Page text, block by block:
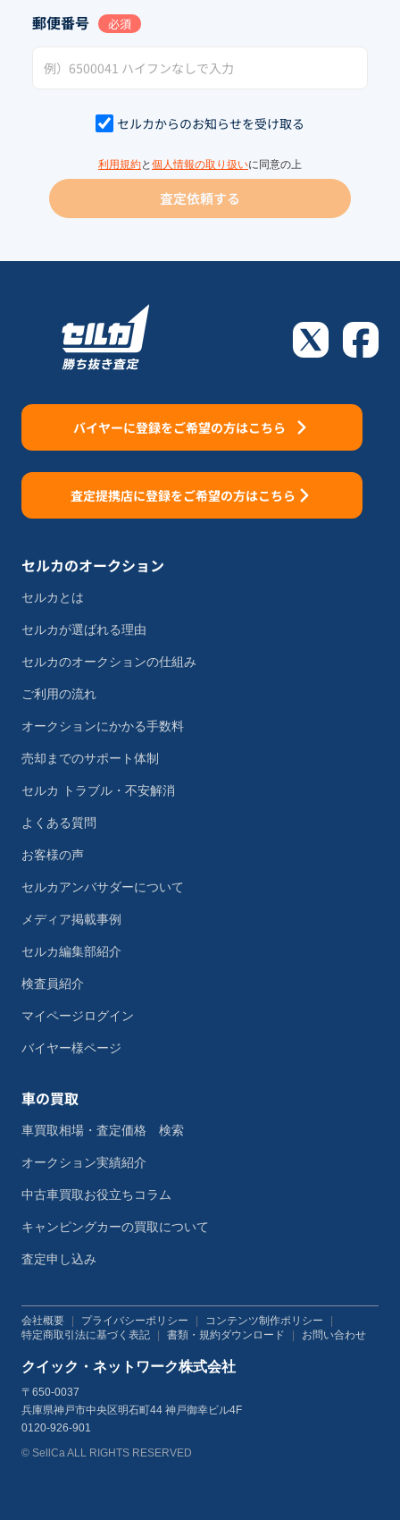
郵便番号 必須
セルカからのお知らせを受け取る
利用規約と 個人情報の取り扱いに同意の上
査定依頼する
バイヤーに登録をご希望の方はこちら
査定提携店に登録をご希望の方はこちら
セルカのオークション
セルカとは
セルカが選ばれる理由
セルカのオークションの仕組み
ご利用の流れ
オークションにかかる手数料
売却までのサポート体制
セルカ トラブル・不安解消
よくある質問
お客様の声
セルカアンバサダーについて
メディア掲載事例
セルカ編集部紹介
検査員紹介
マイページログイン
バイヤー様ページ
車の買取
車買取相場・査定価格 検索
オークション実績紹介
中古車買取お役立ちコラム
キャンピングカーの買取について
査定申し込み
会社概要 プライバシーポリシー コンテンツ制作ポリシー
特定商取引法に基づく表記
書類・規約ダウンロード お問い合わせ
クイック・ネットワーク株式会社
〒650-0037
兵庫県神戸市中央区明石町44 神戸御幸ビル4F
0120-926-901
© SellCa ALL RIGHTS RESERVED